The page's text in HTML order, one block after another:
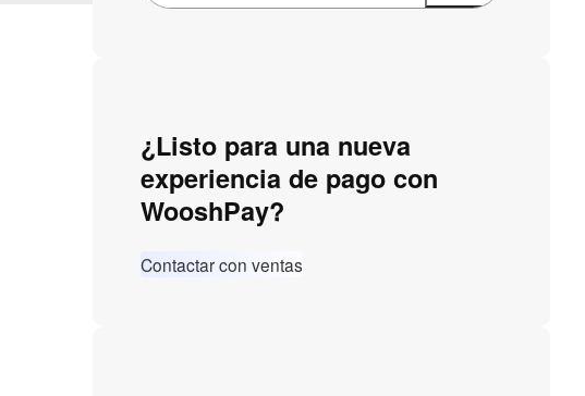
¿Listo para una nueva
experiencia de pago con
WooshPay?
Contactar con ventas